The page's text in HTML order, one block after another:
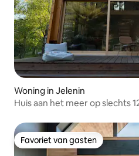
Woning in Jelenin
Huis aan het meer op slechts
Favoriet van gasten
Favoriet van gasten